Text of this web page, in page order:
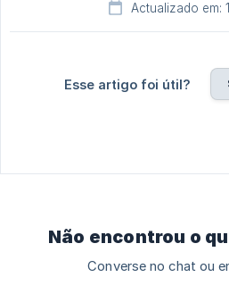
Actualizado em:
Esse artigo foi útil?
Não encontrou o
Converse no chat ou